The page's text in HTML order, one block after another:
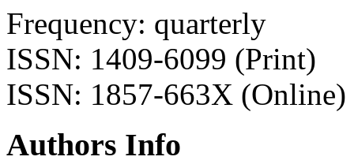
Frequency: quarterly
ISSN: 1409-6099 (Print)
ISSN: 1857-663X (Online)
Authors Info